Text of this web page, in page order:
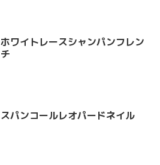
ホワイトレースシャンパンフレン
チ
スパンコールレオパードネイル